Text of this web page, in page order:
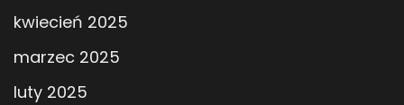
kwiecień 2025
marzec 2025
luty 2025